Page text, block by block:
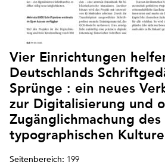
Vier Einrichtungen
Deutschlands
Sprünge : ein neues
zur Digitalisierung und
Zugänglichmachung
typographischen
Seitenbereich: 199